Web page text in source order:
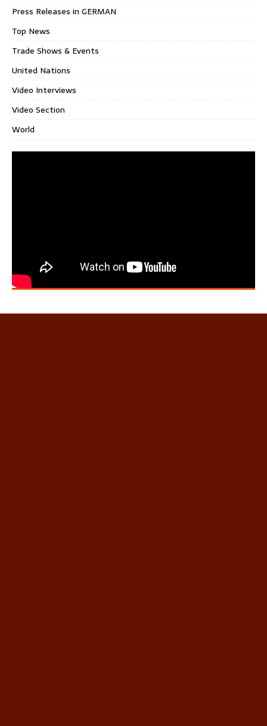
Press Releases in GERMAN
Top News
Trade Shows & Events
United Nations
Video Interviews
Video Section
World